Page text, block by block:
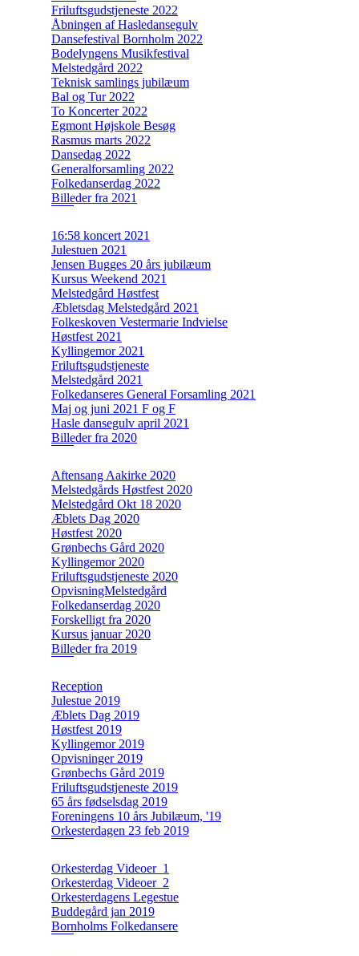
Friluftsgudstjeneste 2022
Åbningen af Hasledansegulv
Dansefestival Bornholm 2022
Bodelyngens Musikfestival
Melstedgård 2022
Teknisk samlings jubilæum
Bal og Tur 2022
To Koncerter 2022
Egmont Højskole Besøg
Rasmus marts 2022
Dansedag 2022
Generalforsamling 2022
Folkedanserdag 2022
Billeder fra 2021
16:58 koncert 2021
Julestuen 2021
Jensen Bugges 20 års jubilæum
Kursus Weekend 2021
Melstedgård Høstfest
Æbletsdag Melstedgård 2021
Folkeskoven Vestermarie Indvielse
Høstfest 2021
Kyllingemor 2021
Friluftsgudstjeneste
Melstedgård 2021
Folkedanseres General Forsamling 2021
Maj og juni 2021 F og F
Hasle dansegulv april 2021
Billeder fra 2020
Aftensang Aakirke 2020
Melstedgårds Høstfest 2020
Melstedgård Okt 18 2020
Æblets Dag 2020
Høstfest 2020
Grønbechs Gård 2020
Kyllingemor 2020
Friluftsgudstjeneste 2020
OpvisningMelstedgård
Folkedanserdag 2020
Forskelligt fra 2020
Kursus januar 2020
Billeder fra 2019
Reception
Julestue 2019
Æblets Dag 2019
Høstfest 2019
Kyllingemor 2019
Opvisninger 2019
Grønbechs Gård 2019
Friluftsgudstjeneste 2019
65 års fødselsdag 2019
Foreningens 10 års Jubilæum, '19
Orkesterdagen 23 feb 2019
Orkesterdag Videoer_1
Orkesterdag Videoer_2
Orkesterdagens Legestue
Buddegård jan 2019
Bornholms Folkedansere